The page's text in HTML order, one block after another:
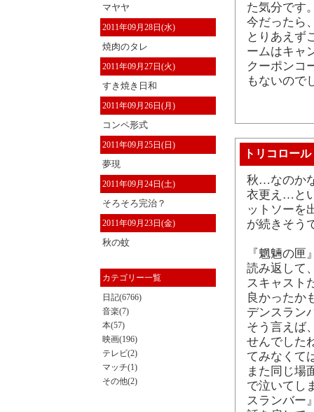
マヤヤ
2011年09月28日(水)
焼肉のタレ
2011年09月27日(火)
すき焼き日和
2011年09月26日(月)
コンペ形式
2011年09月25日(日)
夢現
2011年09月24日(土)
そろそろ完治？
2011年09月23日(金)
秋の蚊
カテゴリー一覧
日記(6766)
音楽(7)
本(57)
映画(196)
テレビ(2)
マッチ(1)
その他(2)
た気分です
今だったら
とりあえず
ームはキャ
クーポンコ
もないので
トリコロール
秋…なのか
衣更え…と
ットソーを
が続きそう
『魍魎の
読み返して
スキャスト
良かったか
デンスラン
そう言えば
せんでした
てみなくて
また同じ場
で泣いてし
スランバー